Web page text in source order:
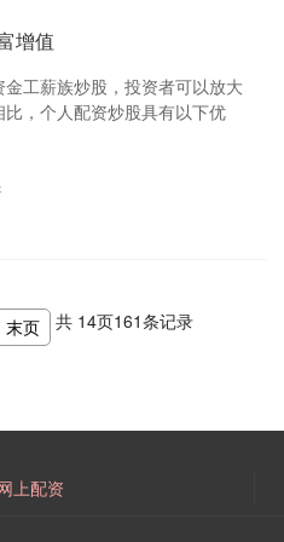
增值
工薪族炒股，投资者可以放大
，个人配资炒股具有以下优
末页 共 14页161条记录
上配资